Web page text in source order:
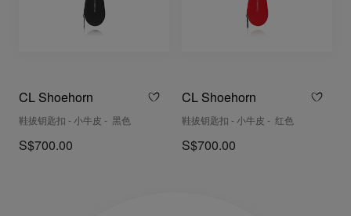
CL Shoehorn
鞋拔钥匙扣 - 小牛皮 - 黑色
S$700.00
CL Shoehorn
鞋拔钥匙扣 - 小牛皮 - 红色
S$700.00